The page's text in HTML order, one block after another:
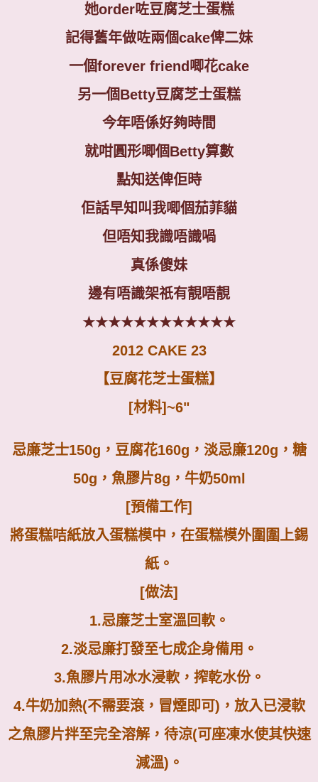
她order咗豆腐芝士蛋糕
記得舊年做咗兩個cake俾二妹
一個forever friend 唧花cake
另一個Betty豆腐芝士蛋糕
今年唔係好夠時間
就咁圓形唧個Betty算數
點知送俾佢時
佢話早知叫我唧個茄菲貓
但唔知我識唔識喎
真係傻妹
邊有唔識架祇有靚唔靚
★★★★★★★★★★★★
2012 CAKE 23
【豆腐花芝士蛋糕】
[材料]~6"
忌廉芝士150g ，豆腐花160g ，淡忌廉120g ，糖
50g ，魚膠片8g ，牛奶50ml
[預備工作]
將蛋糕咭紙放入蛋糕模中，在蛋糕模外圍圍上錫
紙。
[做法]
1.忌廉芝士室溫回軟。
2.淡忌廉打發至七成企身備用。
3.魚膠片用冰水浸軟，搾乾水份。
4.牛奶加熱(不需要滾，冒煙即可) ，放入已浸軟
之魚膠片拌至完全溶解，待涼(可座凍水使其快速
減溫) 。